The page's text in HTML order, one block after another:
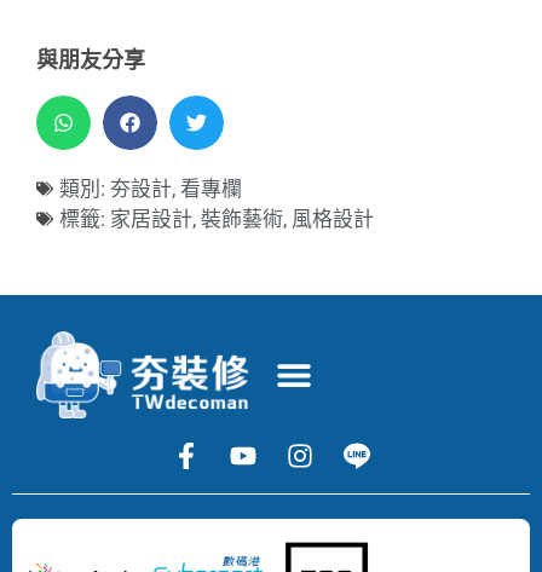
與朋友分享
類別: 夯設計, 看專欄
標籤: 家居設計, 裝飾藝術, 風格設計
Copyright